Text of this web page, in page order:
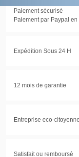
Paiement sécurisé
Paiement par Paypal en
Expédition Sous 24 H
12 mois de garantie
Entreprise eco-citoyenne
Satisfait ou remboursé